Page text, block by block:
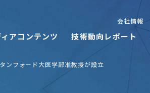
ィアコンテンツ 技術動向レポート
会社情報
ンフォード大医学部准教授が設立